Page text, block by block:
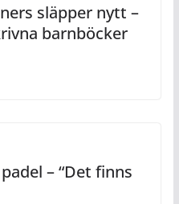
släpper nytt –
barnböcker
– “Det finns